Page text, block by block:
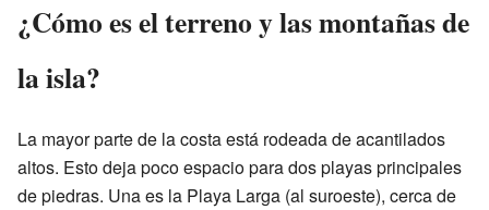
¿Cómo es el terreno y las montañas de
la isla?
La mayor parte de la costa está rodeada de acantilados
altos. Esto deja poco espacio para dos playas principales
de piedras. Una es la Playa Larga (al suroeste), cerca de